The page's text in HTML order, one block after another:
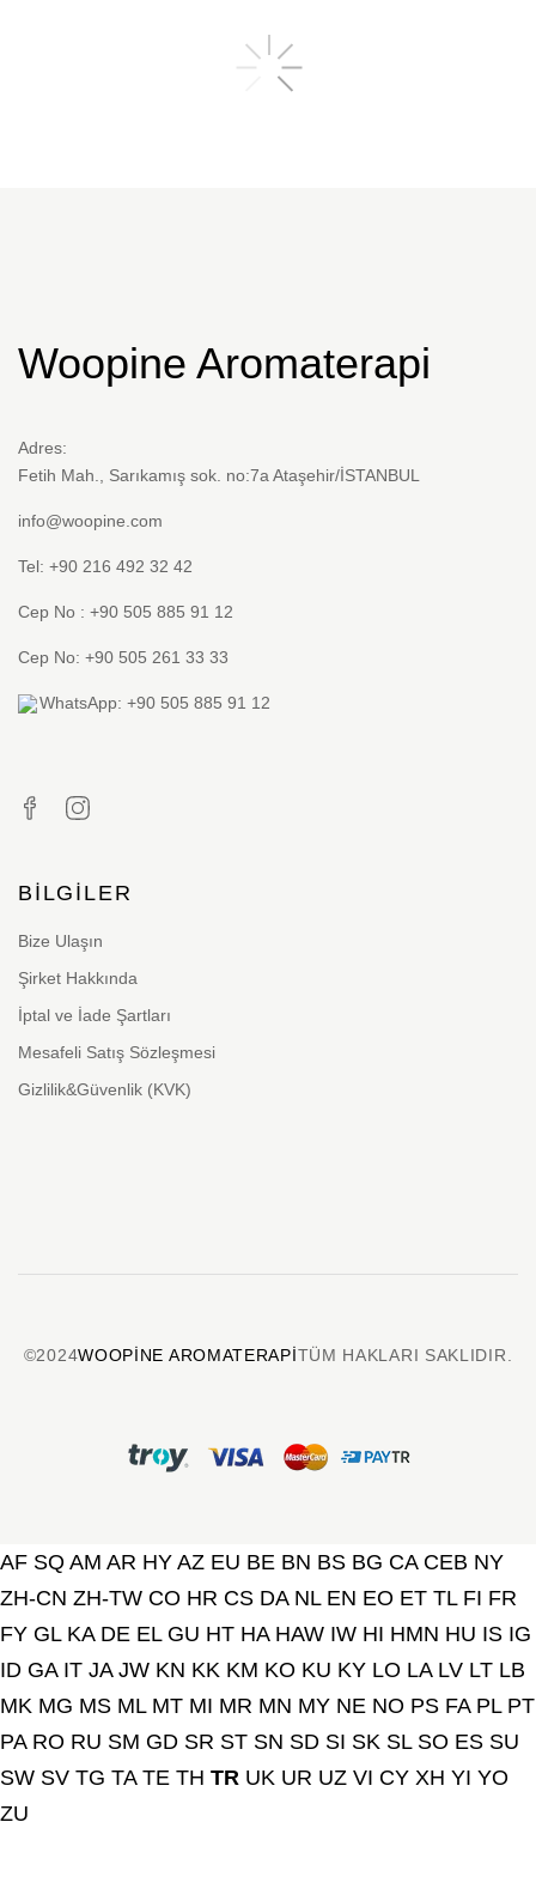
Woopine Aromaterapi
Adres:
Fetih Mah., Sarıkamış sok. no:7a Ataşehir/İSTANBUL
info@woopine.com
Tel: +90 216 492 32 42
Cep No : +90 505 885 91 12
Cep No: +90 505 261 33 33
WhatsApp: +90 505 885 91 12
BILGILER
Bize Ulaşın
Şirket Hakkında
İptal ve İade Şartları
Mesafeli Satış Sözleşmesi
Gizlilik&Güvenlik (KVK)
©2024WOOPINE AROMATERAPITÜM HAKLARI SAKLIDIR.
AF SQ AM AR HY AZ EU BE BN BS BG CA CEB NY
ZH-CN ZH-TW CO HR CS DA NL EN EO ET TL FI FR
FY GL KA DE EL GU HT HA HAW IW HI HMN HU IS IG
ID GA IT JA JW KN KK KM KO KU KY LO LA LV LT LB
MK MG MS ML MT MI MR MN MY NE NO PS FA PL PT
PA RO RU SM GD SR ST SN SD SI SK SL SO ES SU
SW SV TG TA TE TH TR UK UR UZ VI CY XH YI YO
ZU